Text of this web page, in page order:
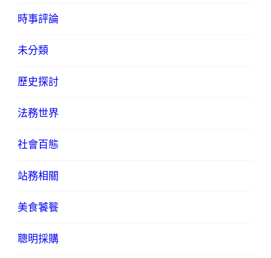
時事評論
未分類
歷史探討
法務世界
社會百態
站務相關
美食饕餮
聰明採購